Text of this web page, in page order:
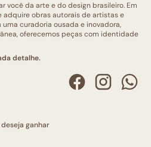
você da arte e do design brasileiro. Em
adquire obras autorais de artistas e
curadoria ousada e inovadora,
oferecemos peças com identidade
detalhe.
ganhar